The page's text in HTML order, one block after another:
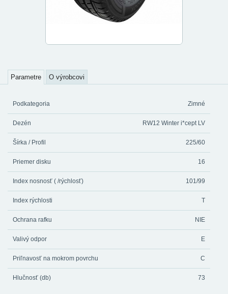
Parametre O výrobcovi
Podkategoria Zimné
Dezén RW12 Winter i*cept LV
Šírka / Profil 225/60
Priemer disku 16
Index nosnosť ( /rýchlosť) 101/99
Index rýchlosti T
Ochrana rafku NIE
Valivý odpor E
Priľnavosť na mokrom povrchu C
Hlučnosť (db) 73